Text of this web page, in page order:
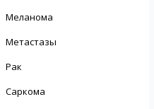
Меланома
Метастазы
Рак
Саркома